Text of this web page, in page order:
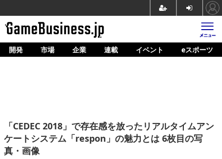
ホーム
企業動向
人材育成
開発 市場 企業 連載 イベント eスポーツ
「CEDEC 2018」で存在感を放ったリアルタイムアン
ケートシステム「respon」の魅力とは 6枚目の写
真・画像